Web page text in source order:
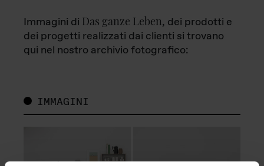
Immagini di Das ganze Leben, dei prodotti e
dei progetti realizzati dai clienti si trovano
qui nel nostro archivio fotografico:
IMMAGINI